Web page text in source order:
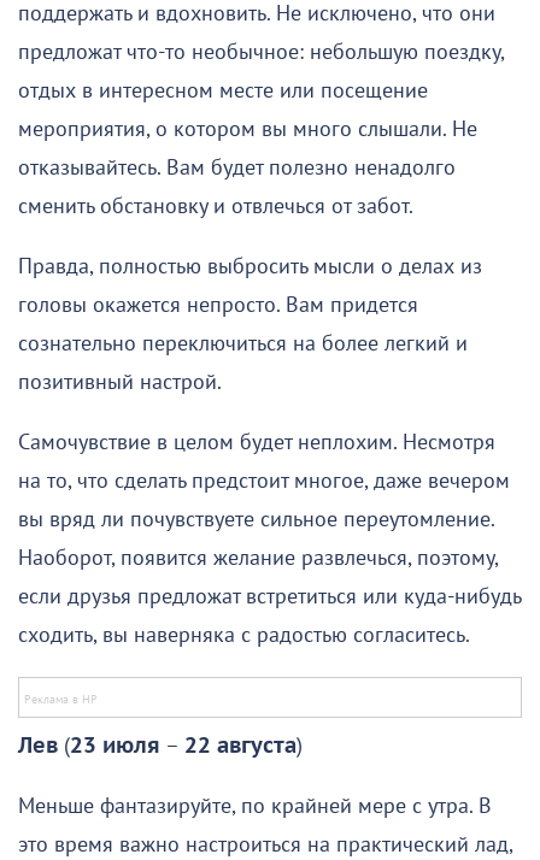
поддержать и вдохновить. Не исключено, что они
предложат что-то необычное: небольшую поездку,
отдых в интересном месте или посещение
мероприятия, о котором вы много слышали. Не
отказывайтесь. Вам будет полезно ненадолго
сменить обстановку и отвлечься от забот.
Правда, полностью выбросить мысли о делах из
головы окажется непросто. Вам придется
сознательно переключиться на более легкий и
позитивный настрой.
Самочувствие в целом будет неплохим. Несмотря
на то, что сделать предстоит многое, даже вечером
вы вряд ли почувствуете сильное переутомление.
Наоборот, появится желание развлечься, поэтому,
если друзья предложат встретиться или куда-нибудь
сходить, вы наверняка с радостью согласитесь.
Лев (23 июля – 22 августа)
Меньше фантазируйте, по крайней мере с утра. В
это время важно настроиться на практический лад,